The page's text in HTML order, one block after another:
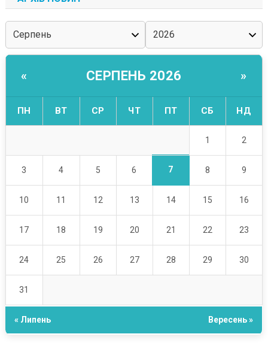
« СЕРПЕНЬ 2026 »
ПН ВТ СР ЧТ ПТ СБ НД
1 2
3 4 5 6 7 8 9
10 11 12 13 14 15 16
17 18 19 20 21 22 23
24 25 26 27 28 29 30
31
« Липень Вересень »